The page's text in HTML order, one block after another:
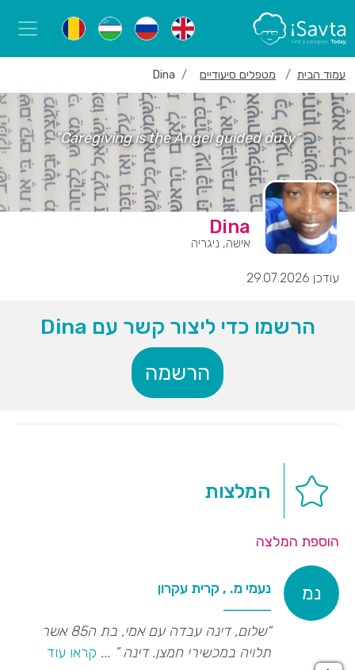
עמוד הבית מטפלים סיעודיים Dina
“Caregiving is the Angel guided duty”
Dina
אישה, ניגריה
עודכן 29.07.2026
הרשמו כדי ליצור קשר עם Dina
הרשמה
המלצות
הוספת המלצה
נמ נעמי מ. , קרית עקרון
“שלום, דינה עבדה עם אמי, בת ה85 אשר
תלויה במכשירי חמצן. דינה”
... קראו עוד